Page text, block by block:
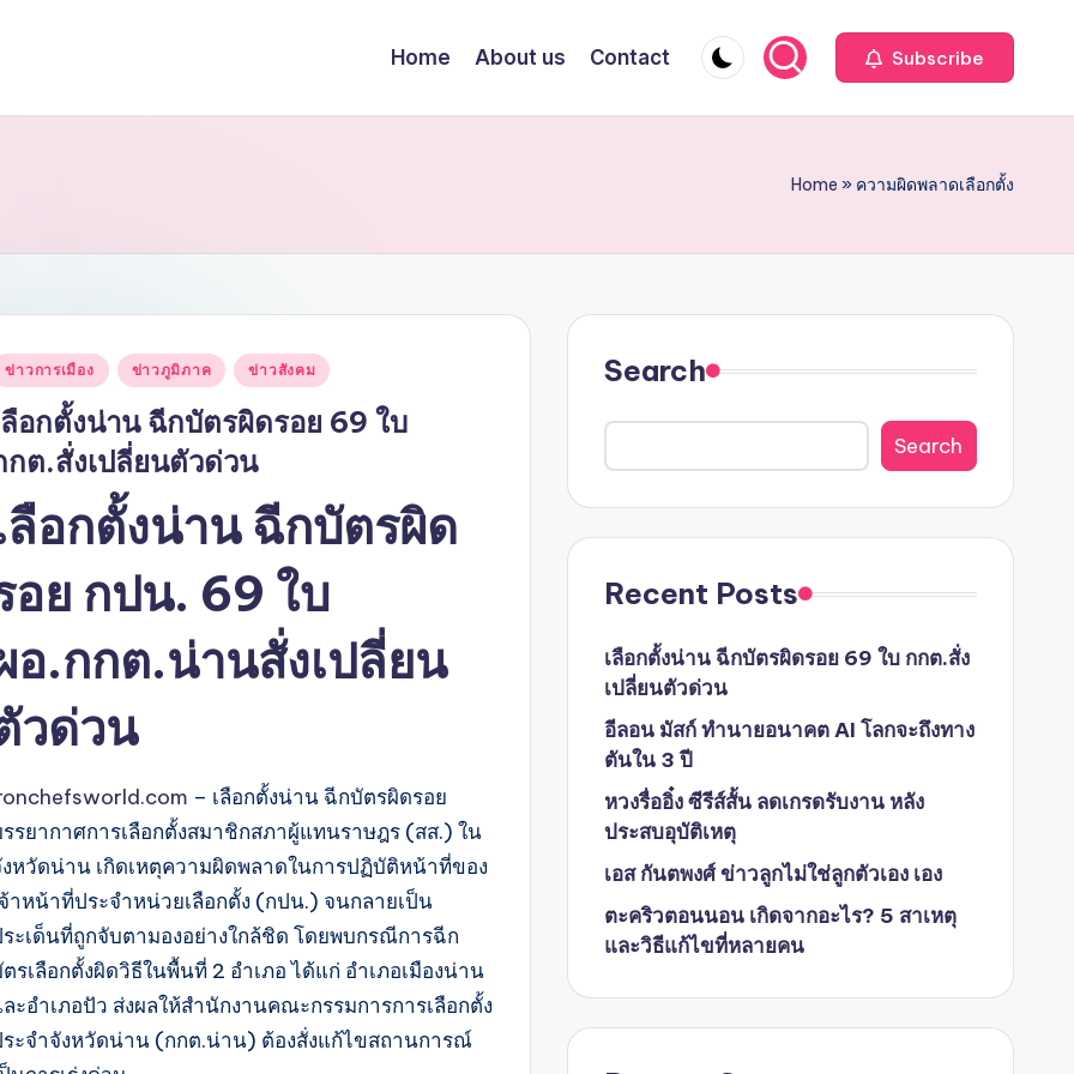
Home About us Contact Subscribe
Home » ความผิดพลาดเลือกตั้ง
ข่าวการเมือง ข่าวภูมิภาค ข่าวสังคม
ลือกตั้งน่าน ฉีกบัตรผิดรอย 69 ใบ
กต.สั่งเปลี่ยนตัวด่วน
ลือกตั้งน่าน ฉีกบัตรผิด
อย กปน. 69 ใบ
อ.กกต.น่านสั่งเปลี่ยน
วด่วน
– เลือกตั้งน่าน ฉีกบัตรผิดรอย
รยากาศการเลือกตั้งสมาชิกสภาผู้แทนราษฎร (สส.) ใน
หวัดน่าน เกิดเหตุความผิดพลาดในการปฏิบัติหน้าที่ของ
าหน้าที่ประจำหน่วยเลือกตั้ง (กปน.) จนกลายเป็น
ะเด็นที่ถูกจับตามองอย่างใกล้ชิด โดยพบกรณีการฉีก
รเลือกตั้งผิดวิธีในพื้นที่ 2 อำเภอ ได้แก่ อำเภอเมืองน่าน
ะอำเภอปัว ส่งผลให้สำนักงานคณะกรรมการการเลือกตั้ง
ะจำจังหวัดน่าน (กกต.น่าน) ต้องสั่งแก้ไขสถานการณ์
Search
Search
Recent Posts
เลือกตั้งน่าน ฉีกบัตรผิดรอย 69 ใบ กกต.สั่ง
เปลี่ยนตัวด่วน
อีลอน มัสก์ ทำนายอนาคต AI โลกจะถึงทาง
ตันใน 3 ปี
หวงรื่ออิ๋ง ซีรีส์สั้น ลดเกรดรับงาน หลัง
ประสบอุบัติเหตุ
เอส กันตพงศ์ ข่าวลูกไม่ใช่ลูกตัวเอง เอง
ตะคริวตอนนอน เกิดจากอะไร? 5 สาเหตุ
และวิธีแก้ไขที่หลายคน